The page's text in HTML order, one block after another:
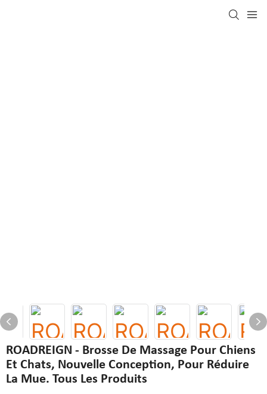
ROADREIGN - Brosse De Massage Pour Chiens
Et Chats, Nouvelle Conception, Pour Réduire
La Mue. Tous Les Produits